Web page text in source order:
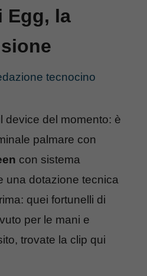
Egg, la
tecnocino
device del momento: è
palmare con
con sistema
una dotazione tecnica
quei fortunelli di
per le mani e
trovate la clip qui